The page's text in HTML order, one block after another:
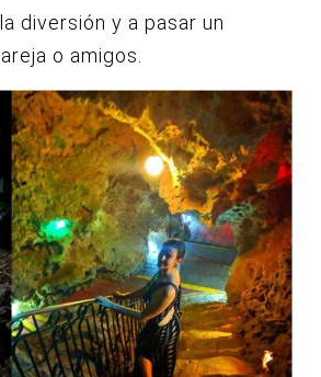
diversión y a pasar un
o amigos.